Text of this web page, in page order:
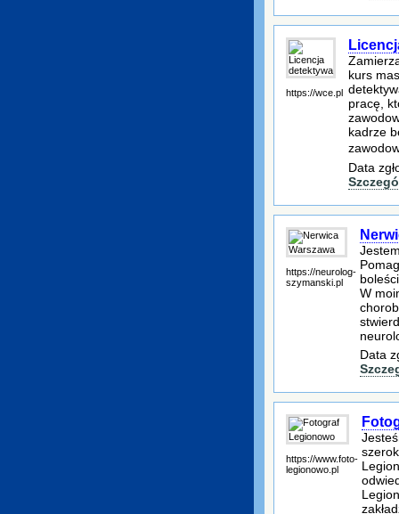
https://wce.pl
kurs
pracę,
kadrze
Data
https://neurolog-
szymanski.pl
W
Data
https://www.foto-
legionowo.pl